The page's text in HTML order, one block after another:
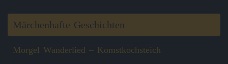
Märchenhafte Geschichten
Morgel Wanderlied – Komstkochsteich